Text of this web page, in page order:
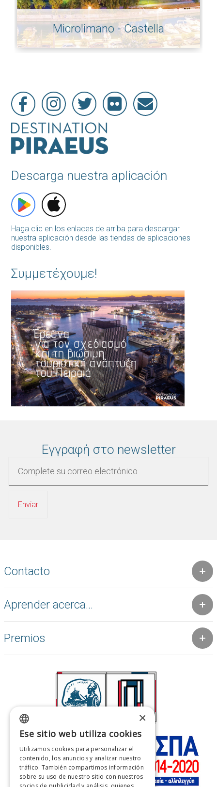
Microlimano - Castella
Descarga nuestra aplicación
Haga clic en los enlaces de arriba para descargar
nuestra aplicación desde las tiendas de aplicaciones
disponibles.
Συμμετέχουμε!
Εγγραφή στο newsletter
Contacto
Aprender acerca...
Premios
GREEK
ENGLISH
FRENCH
×
Ese sitio web utiliza cookies
Utilizamos cookies para personalizar el
contenido, los anuncios y analizar nuestro
tráfico. También compartimos información
sobre su uso de nuestro sitio con nuestros